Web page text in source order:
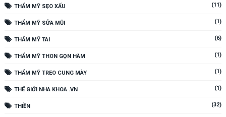
THẨM MỸ SẸO XẤU (11)
THẨM MỸ SỬA MŨI (1)
THẨM MỸ TAI (6)
THẨM MỸ THON GỌN HÀM (1)
THẨM MỸ TREO CUNG MÀY (1)
THẾ GIỚI NHA KHOA .VN (1)
THIỀN (32)